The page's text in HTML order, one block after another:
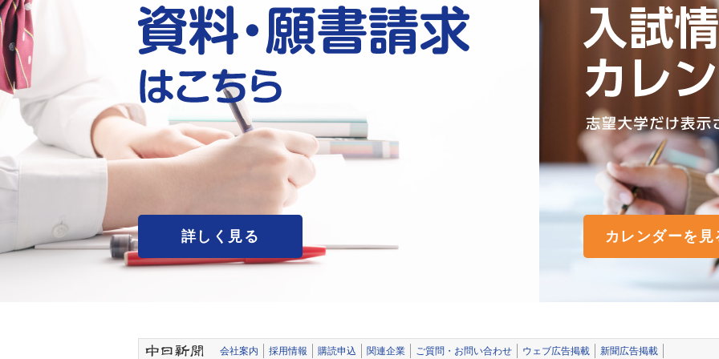
詳しく見る カレンダーを見
会社案内 採用情報 購読申込 関連企業 ご質問・お問い合わせ ウェブ広告掲載 新聞広告掲載